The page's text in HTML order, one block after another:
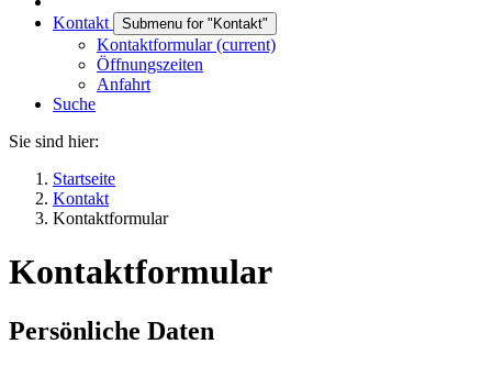
Kontakt Submenu for "Kontakt"
Kontaktformular(current)
Öffnungszeiten
Anfahrt
Suche
Sie sind hier:
Startseite
Kontakt
Kontaktformular
Kontaktformular
Persönliche Daten